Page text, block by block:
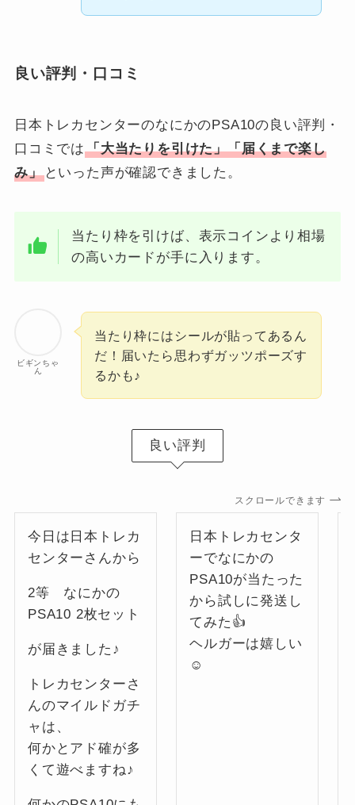
良い評判・口コミ
日本トレカセンターのなにかのPSA10の良い評判・
口コミでは 「大当たりを引けた」「届くまで楽し
み」といった声が確認できました。
当たり枠を引けば、表示コインより相場
の高いカードが手に入ります。
ビギンちゃ
ん
当たり枠にはシールが貼ってあるん
だ！届いたら思わずガッツポーズす
るかも♪
良い評判
スクロールできます
今日は日本トレカ
センターさんから
2等 なにかの
PSA10 2枚セット
が届きました♪
トレカセンターさ
んのマイルドガチ
ャは、
何かとアド確が多
くて遊べますね♪
日本トレカセンタ
ーでなにかの
PSA10が当たった
から試しに発送し
てみた👍
ヘルガーは嬉しい
☺️